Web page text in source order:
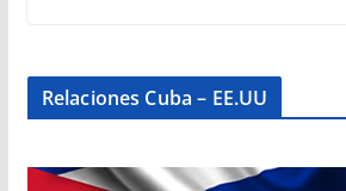
Relaciones Cuba – EE.UU